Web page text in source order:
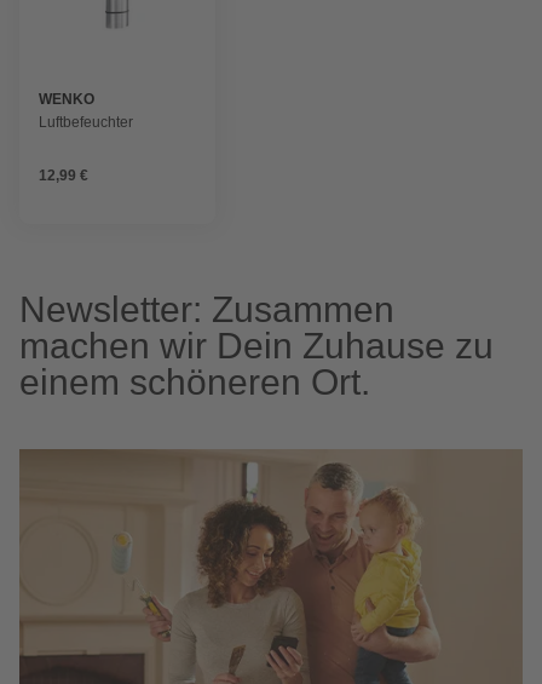
WENKO
Luftbefeuchter
12,99 €
Newsletter: Zusammen
machen wir Dein Zuhause zu
einem schöneren Ort.